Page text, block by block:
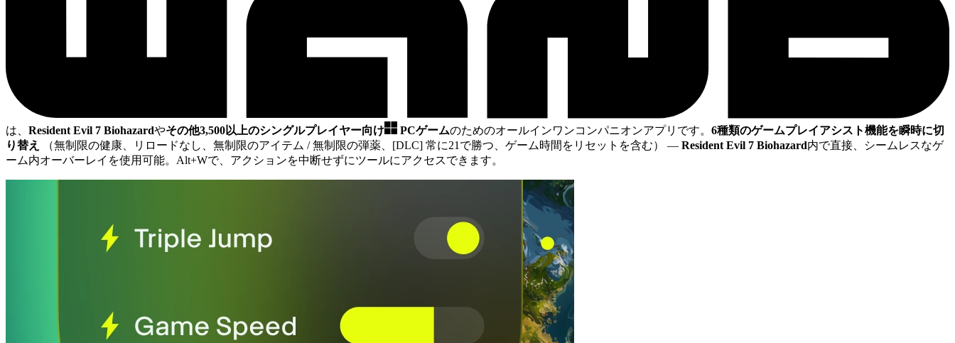
は、 Resident Evil 7 Biohazardやその他3,500以上のシングルプレイヤー向け PCゲームのためのオールインワンコンパニオンアプリです。 6種類のゲームプレイアシスト機能を瞬時に切
り替え
（無制限の健康、リロードなし、無制限のアイテム / 無制限の弾薬、[DLC] 常に21で勝つ、ゲーム時間をリセットを含む） — Resident Evil 7 Biohazard内で直接、シームレスなゲ
ーム内オーバーレイを使用可能。Alt+Wで、アクションを中断せずにツールにアクセスできます。